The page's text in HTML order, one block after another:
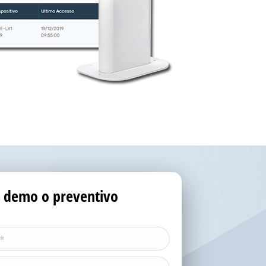
o preventivo